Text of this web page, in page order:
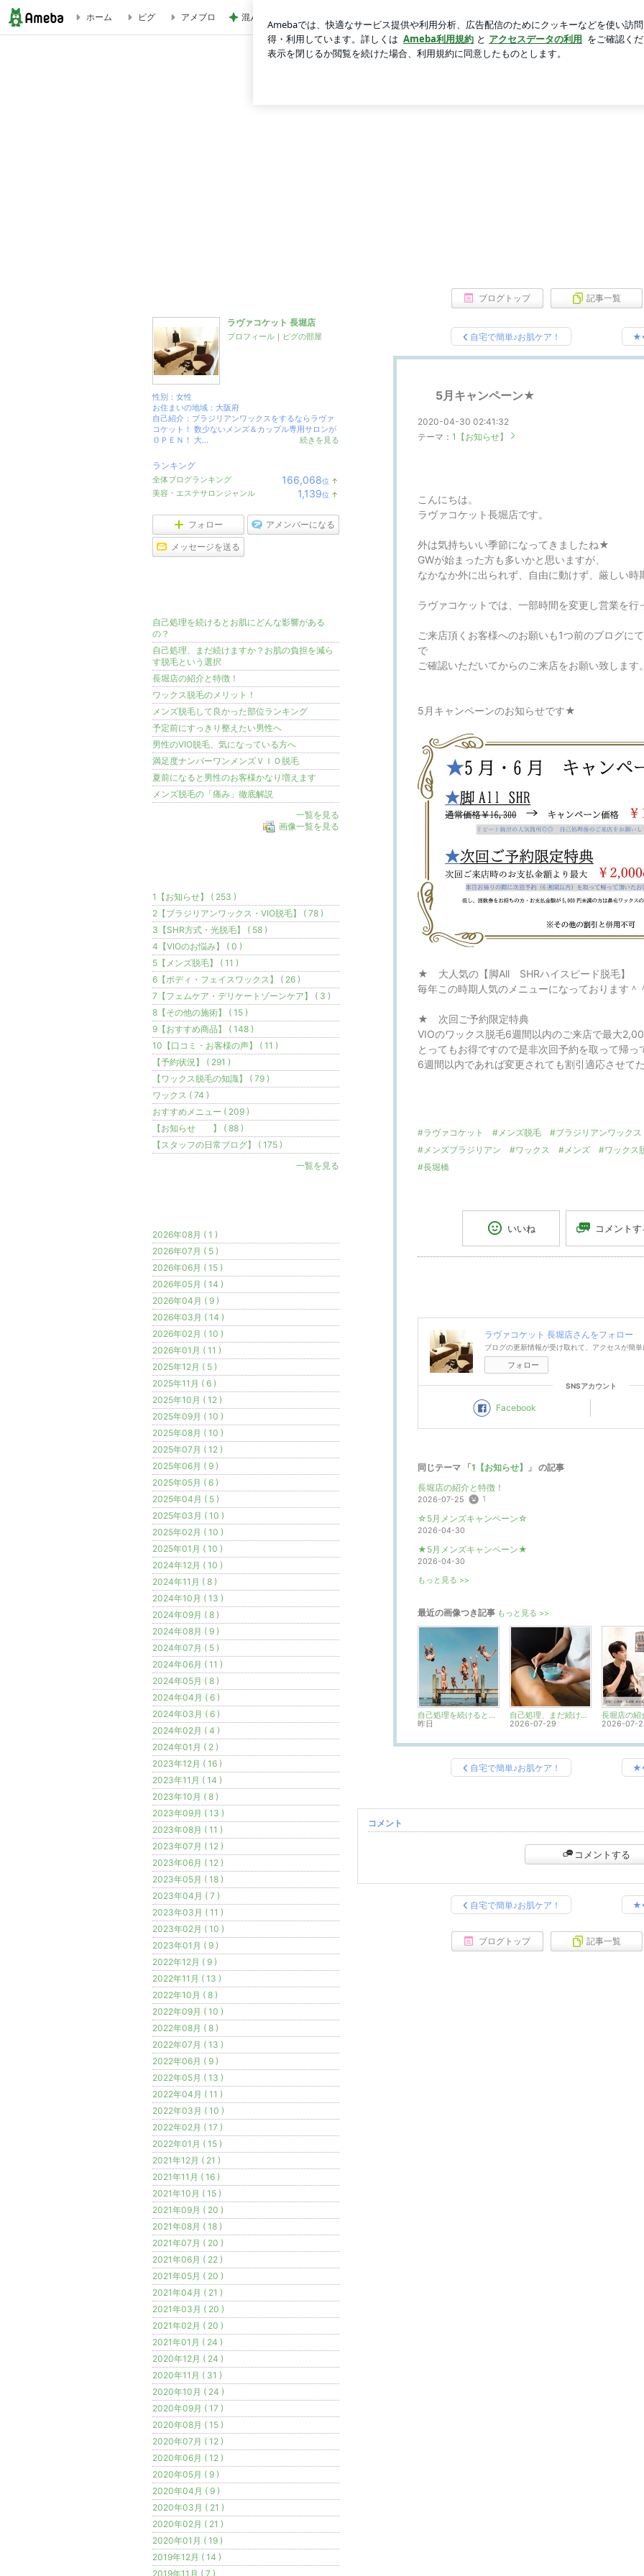
ホーム ピグ アメブロ 混んでいる病院でまだ暫く待機 ログ
ブログトップ 記事一覧
自宅で簡単♪お肌ケア！
5月キャンペーン★
2020-04-30 02:41:32
テーマ： 1【お知らせ】
こんにちは。
ラヴァコケット長堀店です。
外は気持ちいい季節になってきましたね★
GWが始まった方も多いかと思いますが、
なかなか外に出られず、自由に動けず、厳しい
ラヴァコケットでは、一部時間を変更し営業を行
ご来店頂くお客様へのお願いも1つ前のブログに
で
ご確認いただいてからのご来店をお願い致します
5月キャンペーンのお知らせです★
★ 大人気の【脚All SHRハイスピード脱毛】
毎年この時期人気のメニューになっております＾
★ 次回ご予約限定特典
VIOのワックス脱毛6週間以内のご来店で最大
とってもお得ですので是非次回予約を取って帰
6週間以内であれば変更されても割引適応させて
#ラヴァコケット #メンズ脱毛
#ブラジリアンワックス
#メンズブラジリアン
#ワックス #メンズ
#ワックス
#長堀橋
いいね コメント
ラヴァコケット 長堀店さんをフォロー
ブログの更新情報が受け取れて、アクセスが簡
フォロー
SNSアカウント
Facebook
同じテーマ 「1【お知らせ】
」 の記事
長堀店の紹介と特徴！
2026-07-25 1
☆5月メンズキャンペーン☆
2026-04-30
★5月メンズキャンペーン★
2026-04-30
もっと見る >>
最近の画像つき記事 もっと見る >>
自己処理を続けるとお肌にどんな影響があるの？
昨日
自己処理、まだ続けますか？お肌の負担を減らす脱毛という選択
2026-07-29
長堀店の紹
2026-07-
自宅で簡単♪お肌ケア！
コメント
コメントする
自宅で簡単♪お肌ケア！
ブログトップ 記事一覧
ラヴァコケット 長堀店
プロフィール ｜ ピグの部屋
性別： 女性
お住まいの地域： 大阪府
自己紹介：ブラジリアンワックスをするならラヴァ
コケット！ 数少ないメンズ＆カップル専用サロンが
ＯＰＥＮ！ 大...
続きを見る
ランキング
全体ブログランキング 166,068位 ↑
ン
美容・エステサロンジャンル 1,139位 ↑
フォロー アメンバーになる
メッセージを送る
自己処理を続けるとお肌にどんな影響がある
の？
自己処理、まだ続けますか？お肌の負担を減ら
す脱毛という選択
長堀店の紹介と特徴！
ワックス脱毛のメリット！
メンズ脱毛して良かった部位ランキング
予定前にすっきり整えたい男性へ
男性のVIO脱毛、気になっている方へ
満足度ナンバーワンメンズＶＩＯ脱毛
夏前になると男性のお客様かなり増えます
メンズ脱毛の「痛み」徹底解説
一覧を見る
画像一覧を見る
1【お知らせ】 ( 253 )
2【ブラジリアンワックス・VIO脱毛】 ( 78 )
3【SHR方式・光脱毛】 ( 58 )
4【VIOのお悩み】 ( 0 )
5【メンズ脱毛】 ( 11 )
6【ボディ・フェイスワックス】 ( 26 )
7【フェムケア・デリケートゾーンケア】 ( 3 )
8【その他の施術】 ( 15 )
9【おすすめ商品】 ( 148 )
10【口コミ・お客様の声】 ( 11 )
【予約状況】 ( 291 )
【ワックス脱毛の知識】 ( 79 )
ワックス ( 74 )
おすすめメニュー ( 209 )
【お知らせ 】 ( 88 )
【スタッフの日常ブログ】 ( 175 )
一覧を見る
2026年08月 ( 1 )
2026年07月 ( 5 )
2026年06月 ( 15 )
2026年05月 ( 14 )
2026年04月 ( 9 )
2026年03月 ( 14 )
2026年02月 ( 10 )
2026年01月 ( 11 )
2025年12月 ( 5 )
2025年11月 ( 6 )
2025年10月 ( 12 )
2025年09月 ( 10 )
2025年08月 ( 10 )
2025年07月 ( 12 )
2025年06月 ( 9 )
2025年05月 ( 6 )
2025年04月 ( 5 )
2025年03月 ( 10 )
2025年02月 ( 10 )
2025年01月 ( 10 )
2024年12月 ( 10 )
2024年11月 ( 8 )
2024年10月 ( 13 )
2024年09月 ( 8 )
2024年08月 ( 9 )
2024年07月 ( 5 )
2024年06月 ( 11 )
2024年05月 ( 8 )
2024年04月 ( 6 )
2024年03月 ( 6 )
2024年02月 ( 4 )
2024年01月 ( 2 )
2023年12月 ( 16 )
2023年11月 ( 14 )
2023年10月 ( 8 )
2023年09月 ( 13 )
2023年08月 ( 11 )
2023年07月 ( 12 )
2023年06月 ( 12 )
2023年05月 ( 18 )
2023年04月 ( 7 )
2023年03月 ( 11 )
2023年02月 ( 10 )
2023年01月 ( 9 )
2022年12月 ( 9 )
2022年11月 ( 13 )
2022年10月 ( 8 )
2022年09月 ( 10 )
2022年08月 ( 8 )
2022年07月 ( 13 )
2022年06月 ( 9 )
2022年05月 ( 13 )
2022年04月 ( 11 )
2022年03月 ( 10 )
2022年02月 ( 17 )
2022年01月 ( 15 )
2021年12月 ( 21 )
2021年11月 ( 16 )
2021年10月 ( 15 )
2021年09月 ( 20 )
2021年08月 ( 18 )
2021年07月 ( 20 )
2021年06月 ( 22 )
2021年05月 ( 20 )
2021年04月 ( 21 )
2021年03月 ( 20 )
2021年02月 ( 20 )
2021年01月 ( 24 )
2020年12月 ( 24 )
2020年11月 ( 31 )
2020年10月 ( 24 )
2020年09月 ( 17 )
2020年08月 ( 15 )
2020年07月 ( 12 )
2020年06月 ( 12 )
2020年05月 ( 9 )
2020年04月 ( 9 )
2020年03月 ( 21 )
2020年02月 ( 21 )
2020年01月 ( 19 )
2019年12月 ( 14 )
2019年11月 ( 7 )